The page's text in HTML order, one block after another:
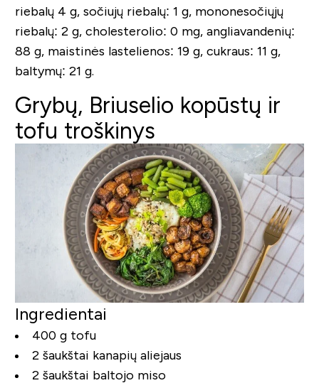
riebalų 4 g, sočiujų riebalų: 1 g, mononesočiųjų
riebalų: 2 g, cholesterolio: 0 mg, angliavandenių:
88 g, maistinės lastelienos: 19 g, cukraus: 11 g,
baltymų: 21 g.
Grybų, Briuselio kopūstų ir
tofu troškinys
Ingredientai
400 g tofu
2 šaukštai kanapių aliejaus
2 šaukštai baltojo miso